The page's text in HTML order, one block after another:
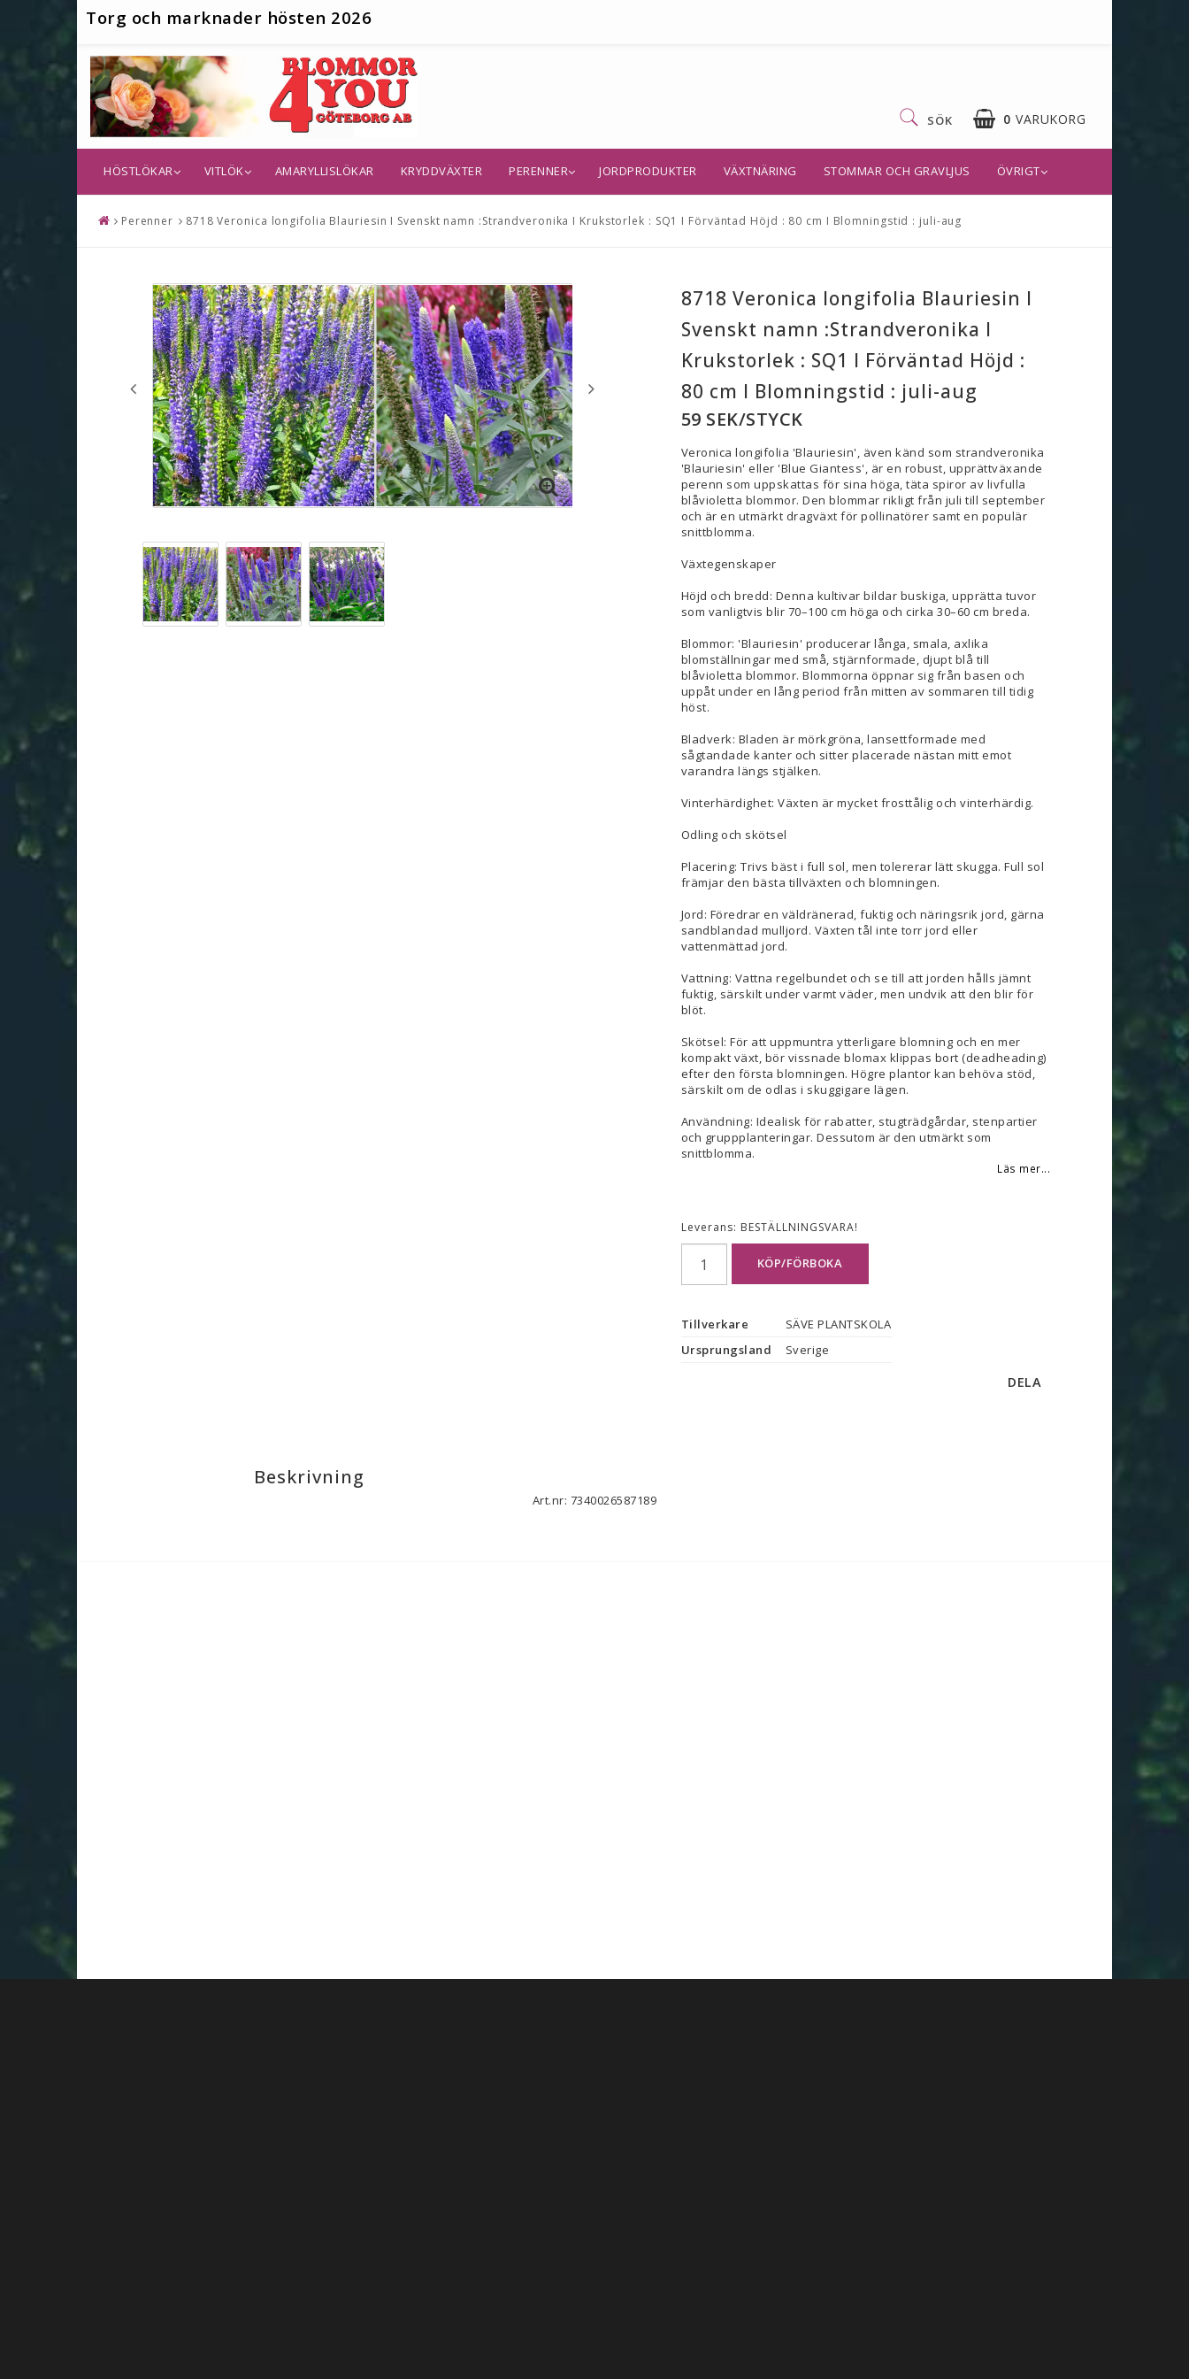
Torg och marknader hösten 2026
0 VARUKORG
SÖK
HÖSTLÖKAR VITLÖK AMARYLLISLÖKAR KRYDDVÄXTER PERENNER JORDPRODUKTER VÄXTNÄRING STOMMAR OCH GRAVLJUS ÖVRIGT
Perenner 8718 Veronica longifolia Blauriesin I Svenskt namn :Strandveronika I Krukstorlek : SQ1 I Förväntad Höjd : 80 cm I Blomningstid : juli-aug
8718 Veronica longifolia Blauriesin I
Svenskt namn :Strandveronika I
Krukstorlek : SQ1 I Förväntad Höjd :
80 cm I Blomningstid : juli-aug
59 SEK/STYCK
Veronica longifolia 'Blauriesin', även känd som strandveronika
'Blauriesin' eller 'Blue Giantess', är en robust, upprättväxande
perenn som uppskattas för sina höga, täta spiror av livfulla
blåvioletta blommor. Den blommar rikligt från juli till september
och är en utmärkt dragväxt för pollinatörer samt en populär
snittblomma.
Växtegenskaper
Höjd och bredd: Denna kultivar bildar buskiga, upprätta tuvor
som vanligtvis blir 70–100 cm höga och cirka 30–60 cm breda.
Blommor: 'Blauriesin' producerar långa, smala, axlika
blomställningar med små, stjärnformade, djupt blå till
blåvioletta blommor. Blommorna öppnar sig från basen och
uppåt under en lång period från mitten av sommaren till tidig
höst.
Bladverk: Bladen är mörkgröna, lansettformade med
sågtandade kanter och sitter placerade nästan mitt emot
varandra längs stjälken.
Vinterhärdighet: Växten är mycket frosttålig och vinterhärdig.
Odling och skötsel
Placering: Trivs bäst i full sol, men tolererar lätt skugga. Full sol
främjar den bästa tillväxten och blomningen.
Jord: Föredrar en väldränerad, fuktig och näringsrik jord, gärna
sandblandad mulljord. Växten tål inte torr jord eller
vattenmättad jord.
Vattning: Vattna regelbundet och se till att jorden hålls jämnt
fuktig, särskilt under varmt väder, men undvik att den blir för
blöt.
Skötsel: För att uppmuntra ytterligare blomning och en mer
kompakt växt, bör vissnade blomax klippas bort (deadheading)
efter den första blomningen. Högre plantor kan behöva stöd,
särskilt om de odlas i skuggigare lägen.
Användning: Idealisk för rabatter, stugträdgårdar, stenpartier
och gruppplanteringar. Dessutom är den utmärkt som
snittblomma.
Läs mer...
Leverans: BESTÄLLNINGSVARA!
KÖP/FÖRBOKA
Tillverkare
SÄVE PLANTSKOLA
Ursprungsland
Sverige
DELA
Beskrivning
Art.nr: 7340026587189